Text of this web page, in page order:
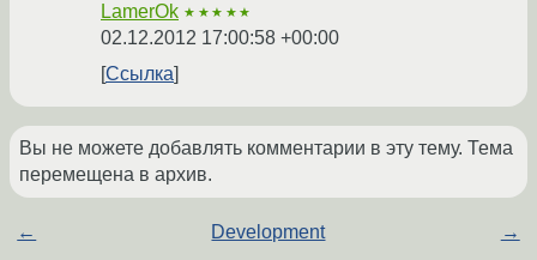
LamerOk ★★★★★
02.12.2012 17:00:58 +00:00
Ссылка
Вы не можете добавлять комментарии в эту тему. Тема
перемещена в архив.
← Development →